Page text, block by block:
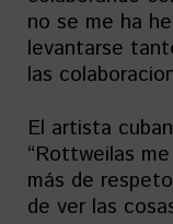
no se me ha
levantarse
las
El artista
“Rottweilas
más de
de ver las